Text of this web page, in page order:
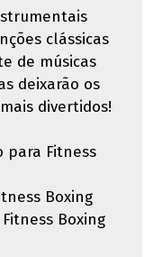
clássicas
de músicas
deixarão os
divertidos!
para Fitness
Boxing
Boxing